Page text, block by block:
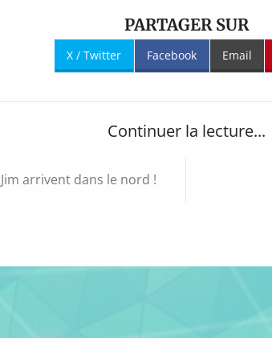
PARTAGER SUR
X / Twitter Facebook Email
Continuer la lecture...
arrivent dans le nord !